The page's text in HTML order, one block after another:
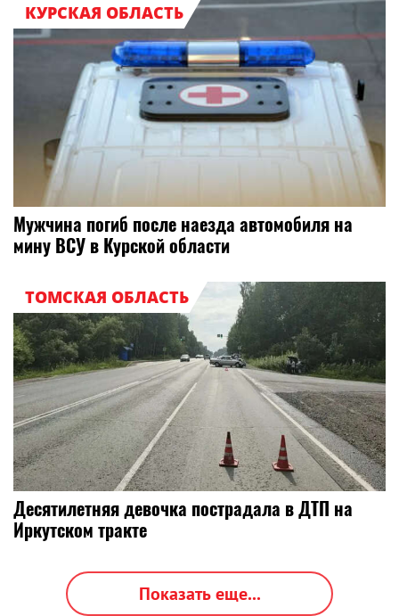
КУРСКАЯ ОБЛАСТЬ
Мужчина погиб после наезда автомобиля на
мину ВСУ в Курской области
ТОМСКАЯ ОБЛАСТЬ
Десятилетняя девочка пострадала в ДТП на
Иркутском тракте
Показать еще...